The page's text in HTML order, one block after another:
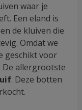
waar je
Een eland is
de kluiven die
Omdat we
geschikt voor
De allergrootste
. Deze botten